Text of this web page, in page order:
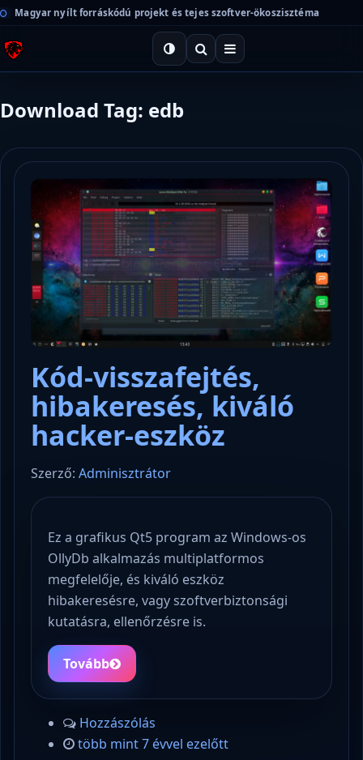
Magyar nyílt forráskódú projekt és tejes szoftver-ökoszisztéma
Download Tag: edb
Kód-visszafejtés,
hibakeresés, kiváló
hacker-eszköz
Szerző: Adminisztrátor
Ez a grafikus Qt5 program az Windows-os
OllyDb alkalmazás multiplatformos
megfelelője, és kiváló eszköz
hibakeresésre, vagy szoftverbiztonsági
kutatásra, ellenőrzésre is.
Tovább
Hozzászólás
több mint 7 évvel ezelőtt